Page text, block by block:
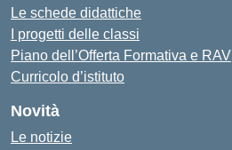
Le schede didattiche
I progetti delle classi
Piano dell’Offerta Formativa e RAV
Curricolo d’istituto
Novità
Le notizie